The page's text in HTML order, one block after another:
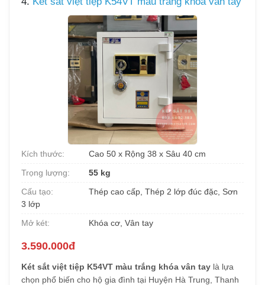
Kích thước:
Cao 50 x Rộng 38 x Sâu 40 cm
Trọng lượng:
55 kg
Cấu tạo:
Thép cao cấp, Thép 2 lớp đúc đặc, Sơn
3 lớp
Mở két:
Khóa cơ, Vân tay
3.590.000đ
Két sắt việt tiệp K54VT màu trắng khóa vân tay là lựa
chọn phổ biến cho hộ gia đình tại Huyện Hà Trung, Thanh